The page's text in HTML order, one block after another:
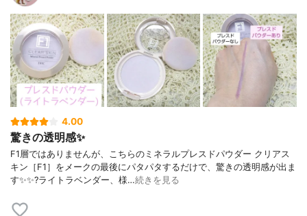
4.00
驚きの透明感✨
F1層ではありませんが、こちらのミネラルプレスドパウダー クリアス
キン［F1］をメークの最後にパタパタするだけで、驚きの透明感が出ま
す✨✨?ライトラベンダー、様…続きを見る